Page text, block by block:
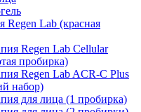
Regen Lab (красная
Regen Lab Cellular
пробирка)
Regen Lab ACR-C Plus
набор)
для лица (1 пробирка)